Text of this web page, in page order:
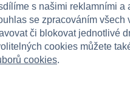
s našimi reklamními a
se zpracováním všech
či blokovat jednotlivé
cookies můžete
cookies.